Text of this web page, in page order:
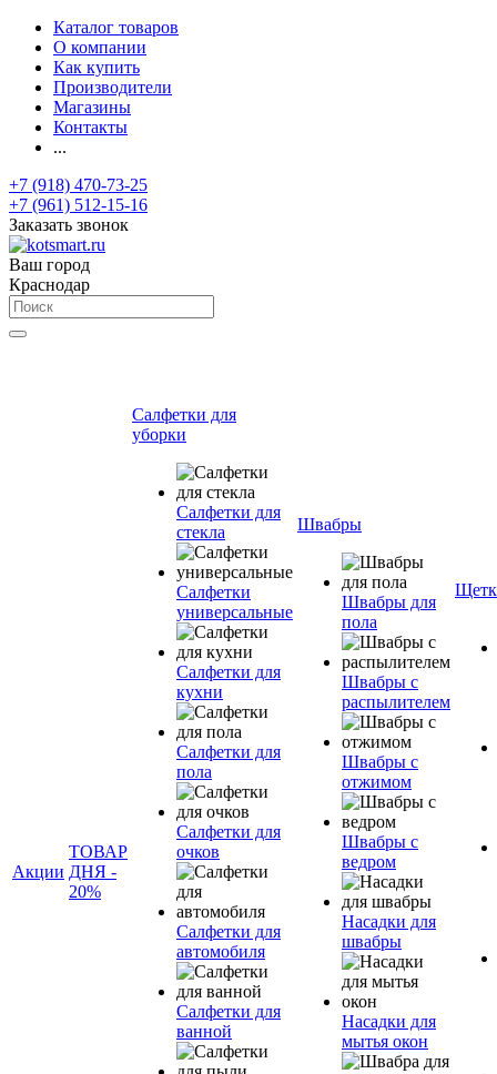
Каталог товаров
О компании
Как купить
Производители
Магазины
Контакты
...
+7 (918) 470-73-25
+7 (961) 512-15-16
Заказать звонок
Ваш город
Краснодар
Акции
ТОВАР
ДНЯ -
20%
Салфетки для
уборки
Салфетки для
стекла
Салфетки
универсальные
Салфетки для
кухни
Салфетки для
пола
Салфетки для
очков
Салфетки для
автомобиля
Салфетки для
ванной
Швабры
Швабры для
пола
Швабры с
распылителем
Швабры с
отжимом
Швабры с
ведром
Насадки для
швабры
Насадки для
мытья окон